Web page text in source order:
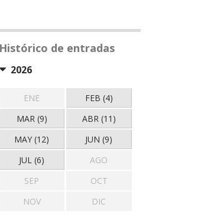
Histórico de entradas
2026
ENE
FEB (4)
MAR (9)
ABR (11)
MAY (12)
JUN (9)
JUL (6)
AGO
SEP
OCT
NOV
DIC